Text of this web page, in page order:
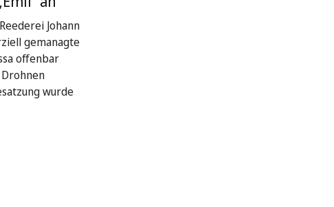
Johann
gemanagte
offenbar
wurde